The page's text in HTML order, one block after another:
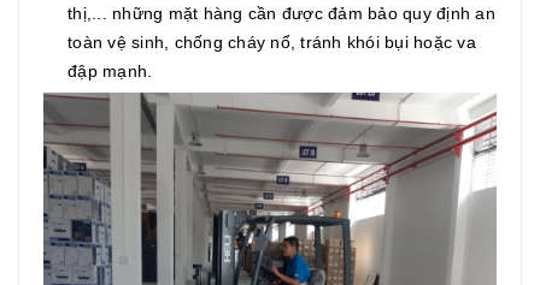
thị,... những mặt hàng cần được đảm bảo quy định an
toàn vệ sinh, chống cháy nổ, tránh khói bụi hoặc va
đập mạnh.